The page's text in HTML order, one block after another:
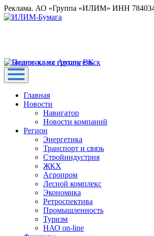
Реклама. АО «Группа «ИЛИМ» ИНН
Главная
Новости
Навигатор
Новости компаний
Регион
Энергетика
Транспорт и связь
Стройиндустрия
ЖКХ
Агропром
Лесной комплекс
Экономика
Ретроспектива
Промышленность
Туризм
НАО on-line